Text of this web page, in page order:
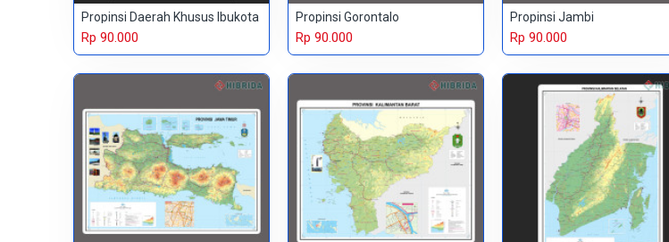
Propinsi Daerah Khusus Ibukota
Rp 90.000
Propinsi Gorontalo
Rp 90.000
Propinsi Jambi
Rp 90.000